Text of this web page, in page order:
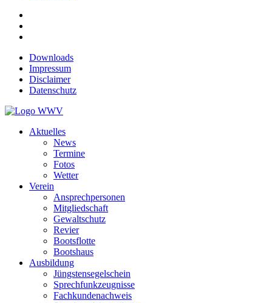
Downloads
Impressum
Disclaimer
Datenschutz
Aktuelles
News
Termine
Fotos
Wetter
Verein
Ansprechpersonen
Mitgliedschaft
Gewaltschutz
Revier
Bootsflotte
Bootshaus
Ausbildung
Jüngstensegelschein
Sprechfunkzeugnisse
Fachkundenachweis